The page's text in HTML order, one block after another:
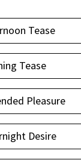
Tease
Tease
Pleasure
Desire